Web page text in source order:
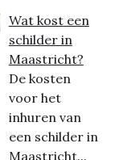
Wat kost een
schilder in
Maastricht?
De kosten
voor het
inhuren van
een schilder in
Maastricht...